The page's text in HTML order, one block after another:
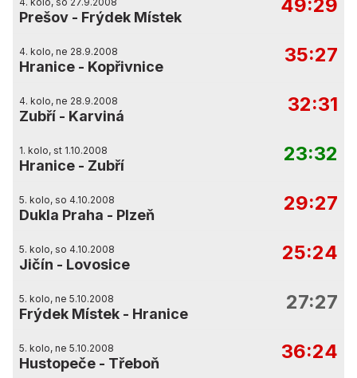
Prešov - Frýdek Místek
49:29
4. kolo, ne 28.9.2008
Hranice - Kopřivnice
35:27
4. kolo, ne 28.9.2008
Zubří - Karviná
32:31
1. kolo, st 1.10.2008
Hranice - Zubří
23:32
5. kolo, so 4.10.2008
Dukla Praha - Plzeň
29:27
5. kolo, so 4.10.2008
Jičín - Lovosice
25:24
5. kolo, ne 5.10.2008
Frýdek Místek - Hranice
27:27
5. kolo, ne 5.10.2008
Hustopeče - Třeboň
36:24